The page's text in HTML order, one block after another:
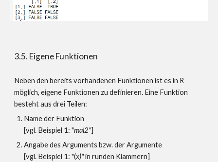
3.5. Eigene Funktionen
Neben den bereits vorhandenen Funktionen ist es in R
möglich, eigene Funktionen zu definieren. Eine Funktion
besteht aus drei Teilen:
Name der Funktion
[vgl. Beispiel 1: "mal2"]
Angabe des Arguments bzw. der Argumente
[vgl. Beispiel 1: "(x)"in runden Klammern]